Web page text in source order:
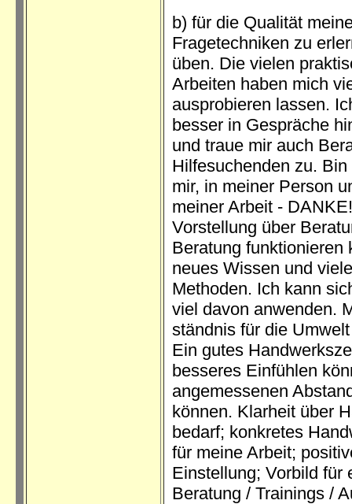
b) für die Qualität
Fragetechniken zu
üben. Die vielen
Arbeiten haben mich
ausprobieren lassen.
besser in Gespräche
und traue mir auch
Hilfesuchenden zu.
mir, in meiner Person
meiner Arbeit -
Vorstellung über
Beratung funktionieren
neues Wissen und
Methoden. Ich kann
viel davon anwenden.
ständnis für die
Ein gutes
besseres Einfühlen
angemessenen
können. Klarheit über
bedarf; konkretes
für meine Arbeit;
Einstellung; Vorbild für
Beratung / Trainings /